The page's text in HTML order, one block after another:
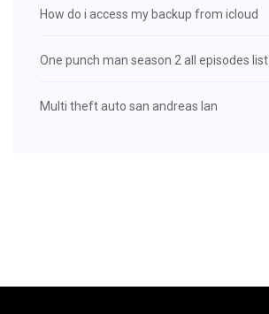
How do i access my backup from icloud
One punch man season 2 all episodes list
Multi theft auto san andreas lan